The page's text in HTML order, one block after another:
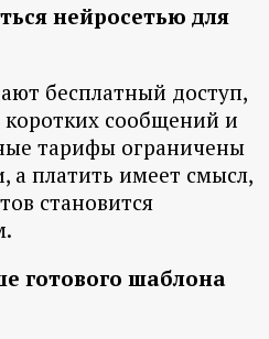
нейросетью для
бесплатный доступ,
коротких сообщений и
тарифы ограничены
а платить имеет смысл,
становится
готового шаблона